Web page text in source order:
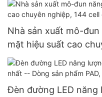
Nhà sản xuất mô-
mặt hiệu suất cao
đôi, công suất 540W.
Đèn đường LED